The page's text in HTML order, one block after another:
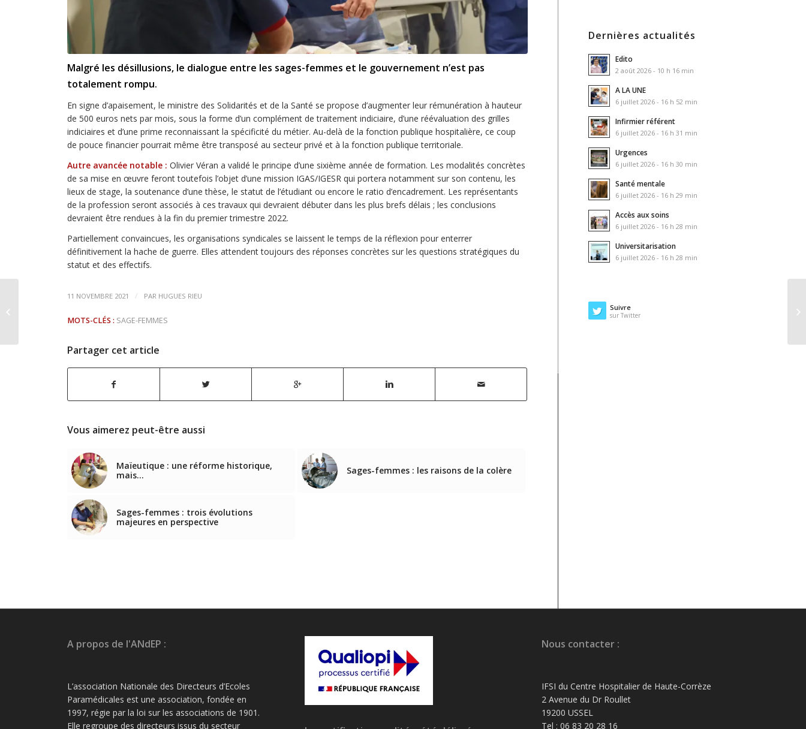
Malgré les désillusions, le dialogue entre les sages-femmes et le gouvernement n’est pas
totalement rompu.
En signe d’apaisement, le ministre des Solidarités et de la Santé se propose d’augmenter leur rémunération à hauteur
de 500 euros nets par mois, sous la forme d’un complément de traitement indiciaire, d’une réévaluation des grilles
indiciaires et d’une prime reconnaissant la spécificité du métier. Au-delà de la fonction publique hospitalière, ce coup
de pouce financier pourrait même être transposé au secteur privé et à la fonction publique territoriale.
Autre avancée notable : Olivier Véran a validé le principe d’une sixième année de formation. Les modalités concrètes
de sa mise en œuvre feront toutefois l’objet d’une mission IGAS/IGESR qui portera notamment sur son contenu, les
lieux de stage, la soutenance d’une thèse, le statut de l’étudiant ou encore le ratio d’encadrement. Les représentants
de la profession seront associés à ces travaux qui devraient débuter dans les plus brefs délais ; les conclusions
devraient être rendues à la fin du premier trimestre 2022.
Partiellement convaincues, les organisations syndicales se laissent le temps de la réflexion pour enterrer
définitivement la hache de guerre. Elles attendent toujours des réponses concrètes sur les questions stratégiques du
statut et des effectifs.
11 NOVEMBRE 2021 / PAR HUGUES RIEU
MOTS-CLÉS : SAGE-FEMMES
Partager cet article
Vous aimerez peut-être aussi
Maïeutique : une réforme historique,
mais…
Sages-femmes : les raisons de la colère
Sages-femmes : trois évolutions
majeures en perspective
Dernières actualités
Edito
2 août 2026 - 10 h 16 min
A LA UNE
6 juillet 2026 - 16 h 52 min
Infirmier référent
6 juillet 2026 - 16 h 31 min
Urgences
6 juillet 2026 - 16 h 30 min
Santé mentale
6 juillet 2026 - 16 h 29 min
Accès aux soins
6 juillet 2026 - 16 h 28 min
Universitarisation
6 juillet 2026 - 16 h 28 min
Suivre
sur Twitter
A propos de l'ANdEP :
L’association Nationale des Directeurs d’Ecoles
Paramédicales est une association, fondée en
1997, régie par la loi sur les associations de 1901.
Elle regroupe des directeurs issus du secteur
Nous contacter :
IFSI du Centre Hospitalier de Haute-Corrèze
2 Avenue du Dr Roullet
19200 USSEL
Tel : 06 83 20 28 16
printemps heureux !